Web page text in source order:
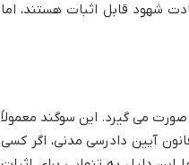
شهود قابل اثبات هستند، اما
می گیرد. این سوگند معمولاً
علیه میت (مورث) یا غایب (ناپدیدشده) مطرح می شود. طبق ماده ۲۷۸ قانون آیین دادرسی مدنی، اگر کسی